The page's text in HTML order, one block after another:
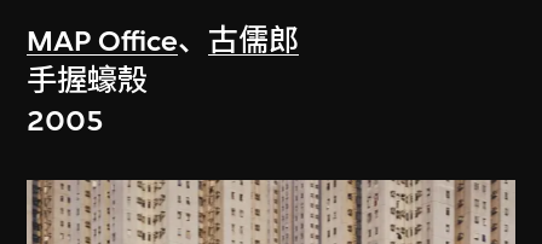
MAP Office、 古儒郎
手握蠔殼
2005